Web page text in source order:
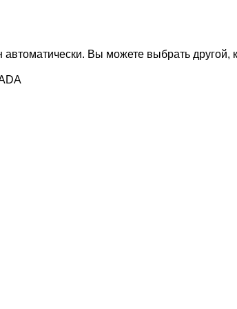
Вы можете выбрать другой,